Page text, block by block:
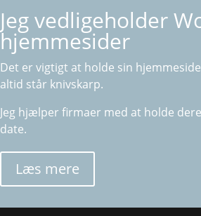
Jeg vedligeholder
hjemmesider
Det er vigtigt at holde sin
altid står knivskarp.
Jeg hjælper firmaer med at holde
date.
Læs mere